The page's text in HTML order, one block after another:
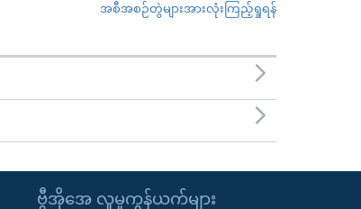
အစီအစဉ်တွဲများအားလုံးကြည့်ရှုရန်
ဗွီအိုအေ လူမှုကွန်ယက်များ